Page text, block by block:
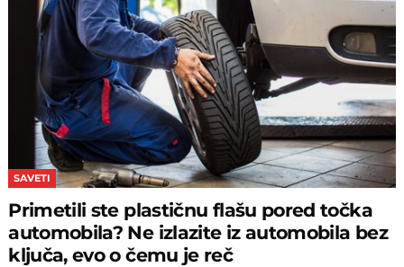
SAVETI
Primetili ste plastičnu flašu pored točka
automobila? Ne izlazite iz automobila bez
ključa, evo o čemu je reč